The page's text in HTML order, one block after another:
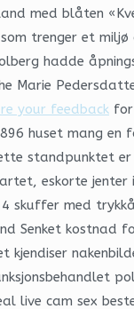
trenger et
hadde
your feedback
huset mang
standpunktet
eskorte
med
Senket
cam sex